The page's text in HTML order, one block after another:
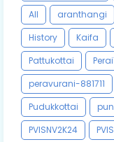
All
aranthangi
History
Kaifa
Pattukottai
peravurani-881711
Pudukkottai
PVISNV2K24